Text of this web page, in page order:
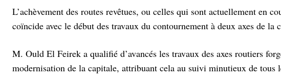
L’achèvement des routes revêtues, ou celles qui sont actuellement en
coïncide avec le début des travaux du contournement à deux axes de
M. Ould El Feirek a qualifié d’avancés les travaux des axes routiers
modernisation de la capitale, attribuant cela au suivi minutieux de tous